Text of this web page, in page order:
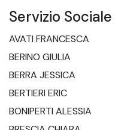
Servizio Sociale
AVATI FRANCESCA
BERINO GIULIA
BERRA JESSICA
BERTIERI ERIC
BONIPERTI ALESSIA